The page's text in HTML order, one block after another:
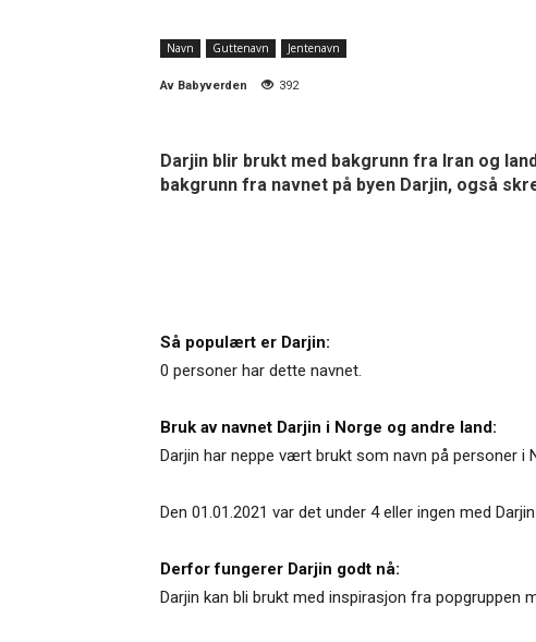
Navn Guttenavn Jentenavn
Av Babyverden 392
Darjin blir brukt med bakgrunn fra Iran og
bakgrunn fra navnet på byen Darjin, også
Så populært er Darjin:
0 personer har dette navnet.
Bruk av navnet Darjin i Norge og andre land:
Darjin har neppe vært brukt som navn på personer i
Den 01.01.2021 var det under 4 eller ingen med
Derfor fungerer Darjin godt nå:
Darjin kan bli brukt med inspirasjon fra popgruppen